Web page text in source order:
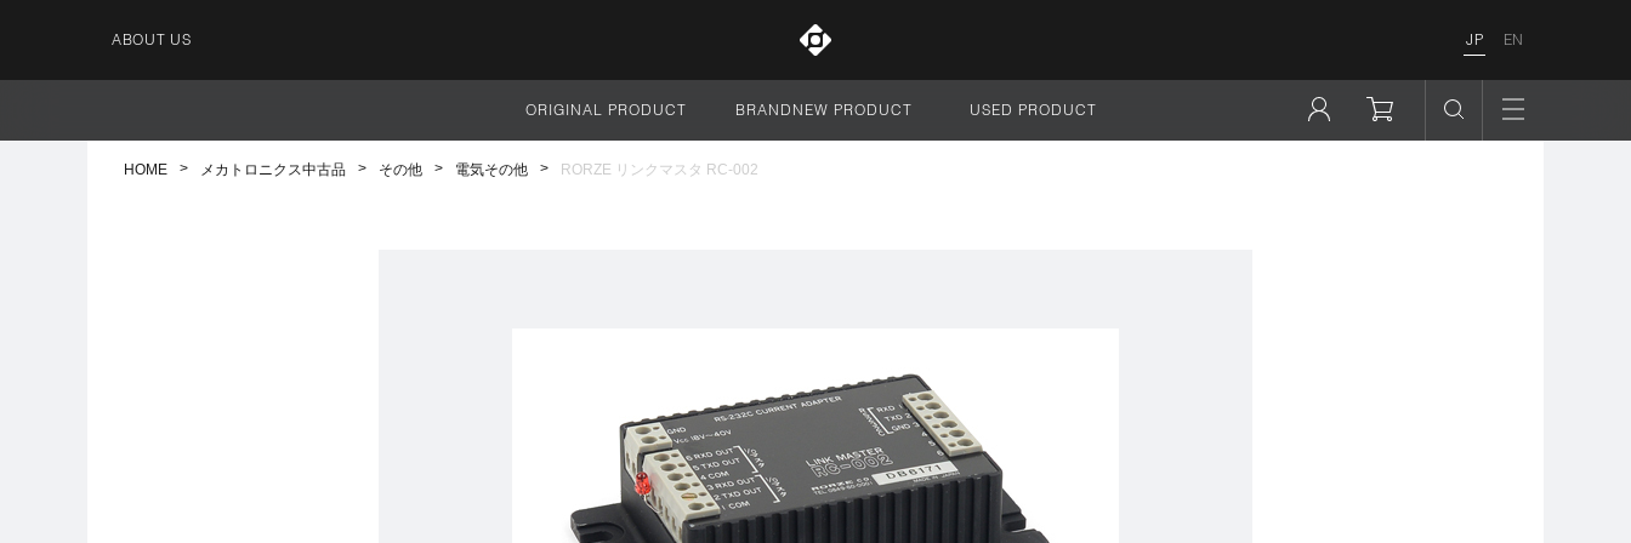
ABOUT US JP EN
サイト全体
ORIGINAL PRODUCT BRANDNEW PRODUCT USED PRODUCT
HOME メカトロニクス中古品 その他 電気その他 RORZE リンクマスタ RC-002